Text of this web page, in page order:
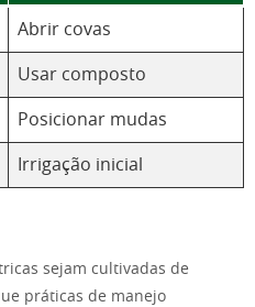
Abrir covas
Usar composto
Posicionar mudas
Irrigação inicial
sejam cultivadas de
práticas de manejo